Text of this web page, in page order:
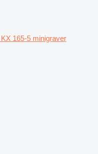
165-5 minigraver